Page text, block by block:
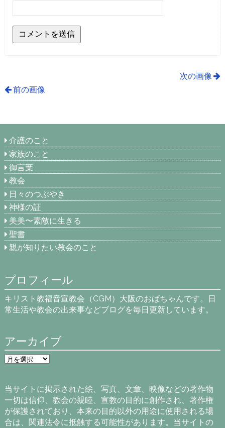
次の画像
前の画像
介護のこと
家族のこと
御言葉
教会
日々のつぶやき
神様の証
美美〜素敵に生きる
聖書
親が知りたい教会のこと
プロフィール
キリスト教福音宣教会（CGM）大阪のおばちゃんです。日
常生活や教会の出来事などブログを毎日更新しています。
アーカイブ
ア
ー
ブ
当サイトに掲示された絵、写真、文章、映像などの著作物
一切は信仰、教会の親睦、宣教の目的に創作され、著作権
が保護されており、本来の目的以外の用途に使用される場
合は、関連法令に抵触する可能性があります。当サイトの